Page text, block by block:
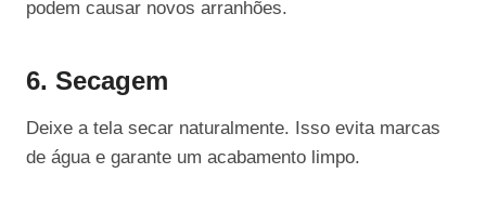
podem causar novos arranhões.
6. Secagem
Deixe a tela secar naturalmente. Isso evita marcas
de água e garante um acabamento limpo.